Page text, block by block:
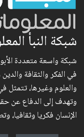
شبكة النبأ
شبكة واسعة متعددة
في الفكر والثقافة
والعلوم وغيرها، تتمثل
وتهدف إلى الدفاع عن
الإنسان فكريا وثقافيا،